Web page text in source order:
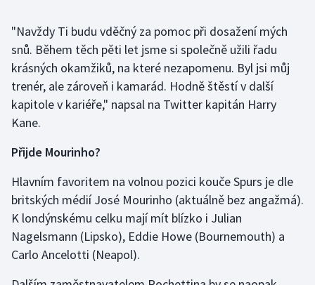
Triatlon
Veslování
Vodní slalom
Ostatní
"Navždy Ti budu vděčný za pomoc při dosažení mých
snů. Během těch pěti let jsme si společně užili řadu
krásných okamžiků, na které nezapomenu. Byl jsi můj
trenér, ale zároveň i kamarád. Hodně štěstí v další
kapitole v kariéře," napsal na Twitter kapitán Harry
Kane.
Přijde Mourinho?
Hlavním favoritem na volnou pozici kouče Spurs je dle
britských médií José Mourinho (aktuálně bez angažmá).
K londýnskému celku mají mít blízko i Julian
Nagelsmann (Lipsko), Eddie Howe (Bournemouth) a
Carlo Ancelotti (Neapol).